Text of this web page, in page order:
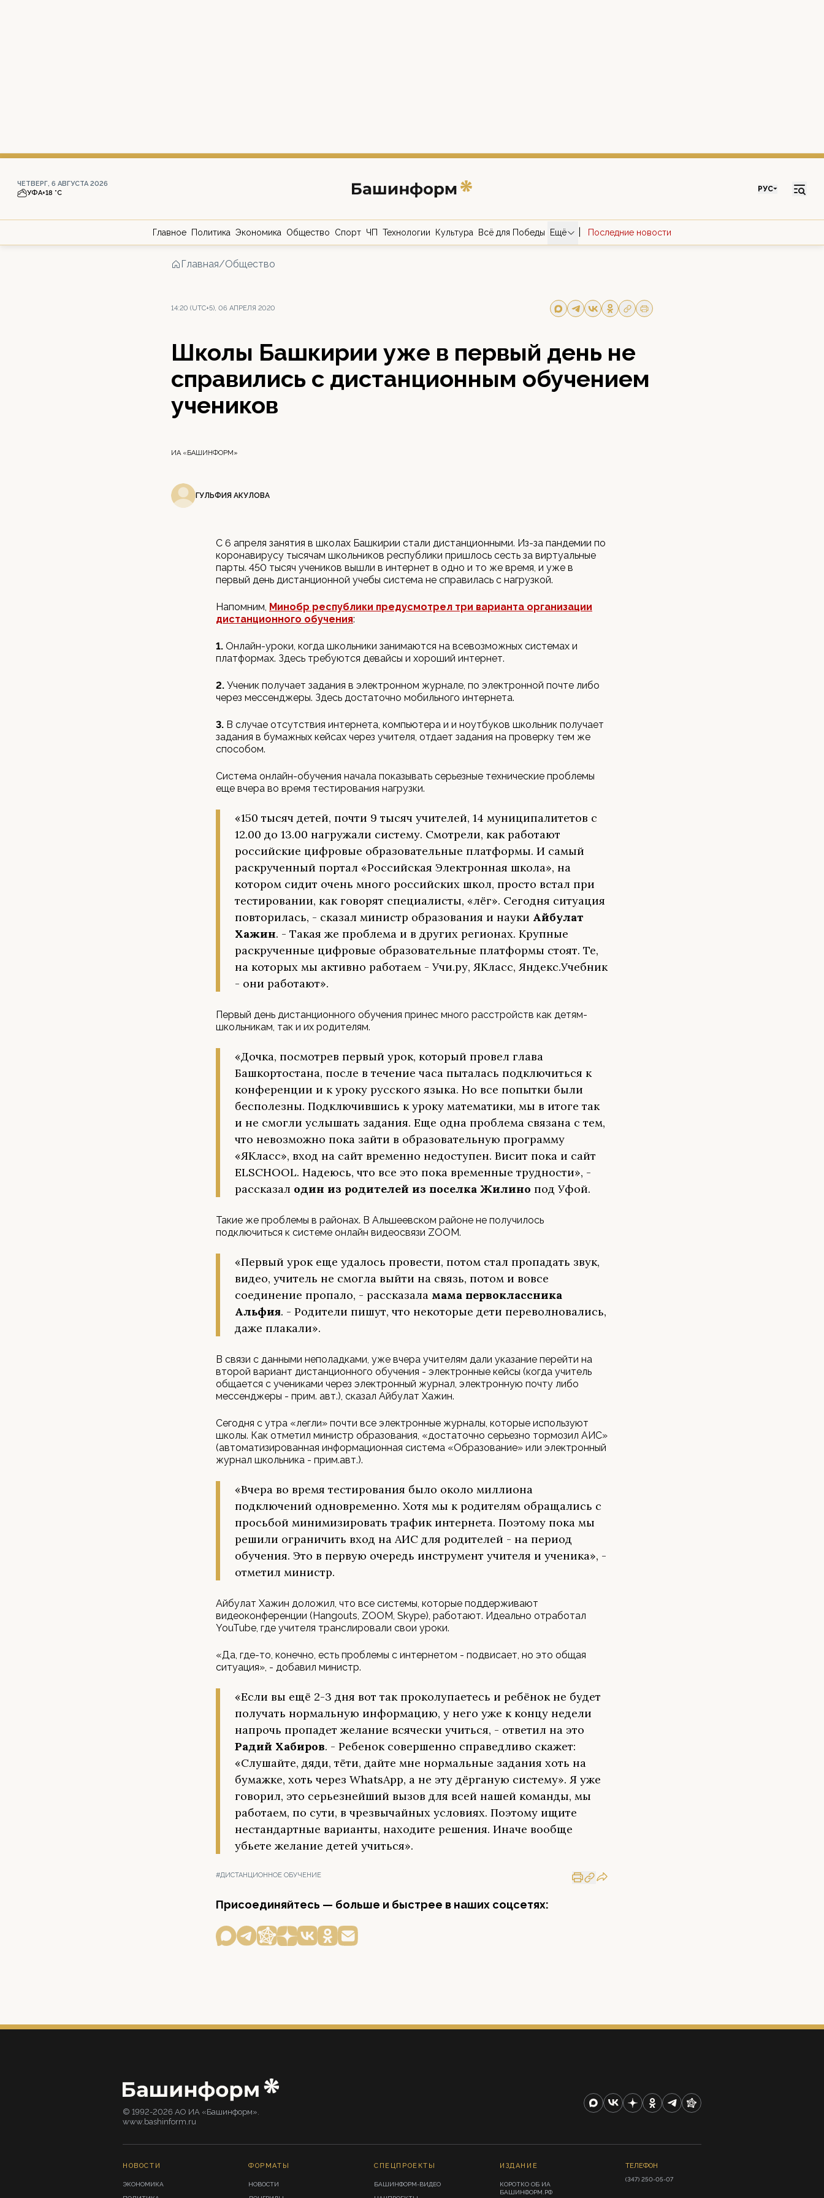
ЧЕТВЕРГ, 6 АВГУСТА 2026
УФА+18 °С РУС
Главное Политика Экономика Общество Спорт ЧП Технологии Культура Всё для Победы Ещё Последние новости
Главная/Общество
14:20 (UTC+5), 06 АПРЕЛЯ 2020
Школы Башкирии уже в первый день не
справились с дистанционным обучением
учеников
ИА «БАШИНФОРМ»
ГУЛЬФИЯ АКУЛОВА
С 6 апреля занятия в школах Башкирии стали дистанционными. Из-за пандемии по
коронавирусу тысячам школьников республики пришлось сесть за виртуальные
парты. 450 тысяч учеников вышли в интернет в одно и то же время, и уже в
первый день дистанционной учебы система не справилась с нагрузкой.
Напомним, Минобр республики предусмотрел три варианта организации
дистанционного обучения:
1. Онлайн-уроки, когда школьники занимаются на всевозможных системах и
платформах. Здесь требуются девайсы и хороший интернет.
2. Ученик получает задания в электронном журнале, по электронной почте либо
через мессенджеры. Здесь достаточно мобильного интернета.
3. В случае отсутствия интернета, компьютера и и ноутбуков школьник получает
задания в бумажных кейсах через учителя, отдает задания на проверку тем же
способом.
Система онлайн-обучения начала показывать серьезные технические проблемы
еще вчера во время тестирования нагрузки.
«150 тысяч детей, почти 9 тысяч учителей, 14 муниципалитетов с
12.00 до 13.00 нагружали систему. Смотрели, как работают
российские цифровые образовательные платформы. И самый
раскрученный портал «Российская Электронная школа», на
котором сидит очень много российских школ, просто встал при
тестировании, как говорят специалисты, «лёг». Сегодня ситуация
повторилась, - сказал министр образования и науки Айбулат
Хажин. - Такая же проблема и в других регионах. Крупные
раскрученные цифровые образовательные платформы стоят. Те,
на которых мы активно работаем - Учи.ру, ЯКласс, Яндекс.Учебник
- они работают».
Первый день дистанционного обучения принес много расстройств как детям-
школьникам, так и их родителям.
«Дочка, посмотрев первый урок, который провел глава
Башкортостана, после в течение часа пыталась подключиться к
конференции и к уроку русского языка. Но все попытки были
бесполезны. Подключившись к уроку математики, мы в итоге так
и не смогли услышать задания. Еще одна проблема связана с тем,
что невозможно пока зайти в образовательную программу
«ЯКласс», вход на сайт временно недоступен. Висит пока и сайт
ELSCHOOL. Надеюсь, что все это пока временные трудности», -
рассказал один из родителей из поселка Жилино под Уфой.
Такие же проблемы в районах. В Альшеевском районе не получилось
подключиться к системе онлайн видеосвязи ZOOM.
«Первый урок еще удалось провести, потом стал пропадать звук,
видео, учитель не смогла выйти на связь, потом и вовсе
соединение пропало, - рассказала мама первоклассника
Альфия. - Родители пишут, что некоторые дети переволновались,
даже плакали».
В связи с данными неполадками, уже вчера учителям дали указание перейти на
второй вариант дистанционного обучения - электронные кейсы (когда учитель
общается с учениками через электронный журнал, электронную почту либо
мессенджеры - прим. авт.), сказал Айбулат Хажин.
Сегодня с утра «легли» почти все электронные журналы, которые используют
школы. Как отметил министр образования, «достаточно серьезно тормозил АИС»
(автоматизированная информационная система «Образование» или электронный
журнал школьника - прим.авт.).
«Вчера во время тестирования было около миллиона
подключений одновременно. Хотя мы к родителям обращались с
просьбой минимизировать трафик интернета. Поэтому пока мы
решили ограничить вход на АИС для родителей - на период
обучения. Это в первую очередь инструмент учителя и ученика», -
отметил министр.
Айбулат Хажин доложил, что все системы, которые поддерживают
видеоконференции (Hangouts, ZOOM, Skype), работают. Идеально отработал
YouTube, где учителя транслировали свои уроки.
«Да, где-то, конечно, есть проблемы с интернетом - подвисает, но это общая
ситуация», - добавил министр.
«Если вы ещё 2-3 дня вот так проколупаетесь и ребёнок не будет
получать нормальную информацию, у него уже к концу недели
напрочь пропадет желание всячески учиться, - ответил на это
Радий Хабиров. - Ребенок совершенно справедливо скажет:
«Слушайте, дяди, тёти, дайте мне нормальные задания хоть на
бумажке, хоть через WhatsApp, а не эту дёрганую систему». Я уже
говорил, это серьезнейший вызов для всей нашей команды, мы
работаем, по сути, в чрезвычайных условиях. Поэтому ищите
нестандартные варианты, находите решения. Иначе вообще
убьете желание детей учиться».
#ДИСТАНЦИОННОЕ ОБУЧЕНИЕ
Присоединяйтесь — больше и быстрее в наших соцсетях:
© 1992-2026 АО ИА «Башинформ».
www.bashinform.ru
НОВОСТИ
ЭКОНОМИКА
ФОРМАТЫ
НОВОСТИ
СПЕЦПРОЕКТЫ
БАШИНФОРМ-ВИДЕО
ИЗДАНИЕ
КОРОТКО ОБ ИА
БАШИНФОРМ.РФ
ТЕЛЕФОН
(347) 250-05-07